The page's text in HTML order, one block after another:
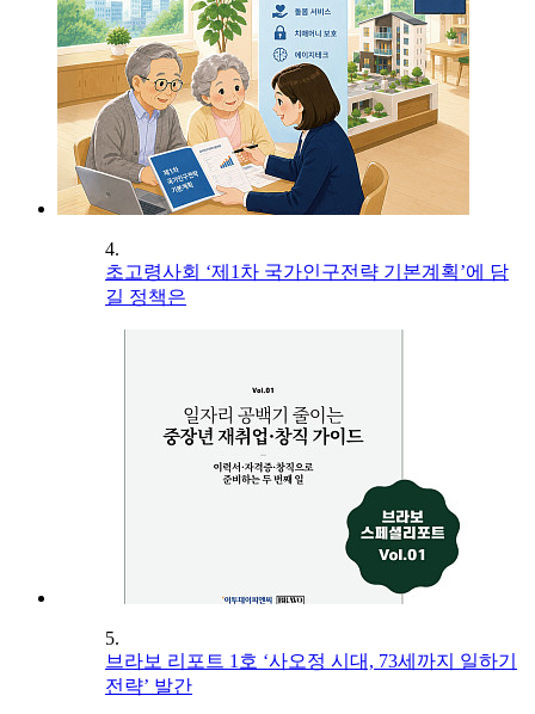
4.
초고령사회 ‘제1차 국가인구전략 기본계획’에 담
길 정책은
5.
브라보 리포트 1호 ‘사오정 시대, 73세까지 일하기
전략’ 발간